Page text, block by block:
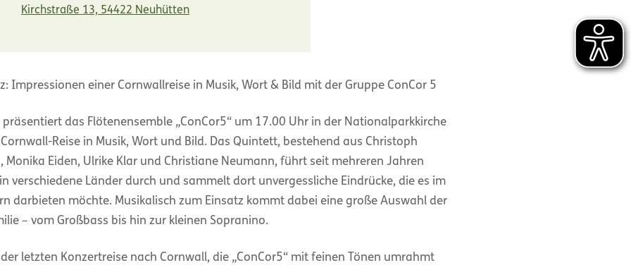
Kirchstraße 13, 54422 Neuhütten
Impressionen einer Cornwallreise in Musik, Wort & Bild mit der Gruppe ConCor 5
das Flötenensemble „ConCor5“ um 17.00 Uhr in der Nationalparkkirche
Reise in Musik, Wort und Bild. Das Quintett, bestehend aus Christoph
Monika Eiden, Ulrike Klar und Christiane Neumann, führt seit mehreren Jahren
verschiedene Länder durch und sammelt dort unvergessliche Eindrücke, die es im
darbieten möchte. Musikalisch zum Einsatz kommt dabei eine große Auswahl der
– vom Großbass bis hin zur kleinen Sopranino.
letzten Konzertreise nach Cornwall, die „ConCor5“ mit feinen Tönen umrahmt